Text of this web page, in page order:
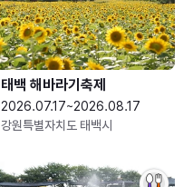
태백 해바라기축제
2026.07.17~2026.08.17
강원특별자치도 태백시